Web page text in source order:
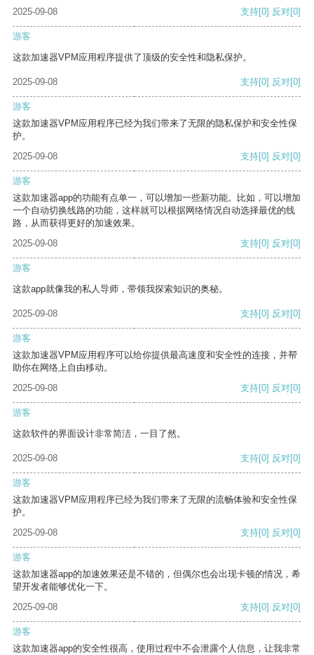
2025-09-08 支持[0] 反对[0]
游客
这款加速器VPM应用程序提供了顶级的安全性和隐私保护。
2025-09-08 支持[0] 反对[0]
游客
这款加速器VPM应用程序已经为我们带来了无限的隐私保护和安全性保
护。
2025-09-08
支持[0] 反对[0]
游客
这款加速器app的功能有点单一，可以增加一些新功能。比如，可以增加
一个自动切换线路的功能，这样就可以根据网络情况自动选择最优的线
路，从而获得更好的加速效果。
2025-09-08
支持[0] 反对[0]
游客
这款app就像我的私人导师，带领我探索知识的奥秘。
2025-09-08 支持[0] 反对[0]
游客
这款加速器VPM应用程序可以给你提供最高速度和安全性的连接，并帮
助你在网络上自由移动。
2025-09-08
支持[0] 反对[0]
游客
这款软件的界面设计非常简洁，一目了然。
2025-09-08 支持[0] 反对[0]
游客
这款加速器VPM应用程序已经为我们带来了无限的流畅体验和安全性保
护。
2025-09-08
支持[0] 反对[0]
游客
这款加速器app的加速效果还是不错的，但偶尔也会出现卡顿的情况，希
望开发者能够优化一下。
2025-09-08
支持[0] 反对[0]
游客
这款加速器app的安全性很高，使用过程中不会泄露个人信息，让我非常